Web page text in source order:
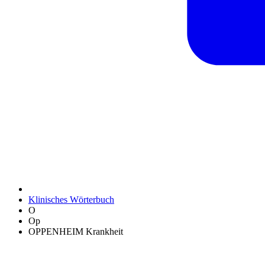
Klinisches Wörterbuch
O
Op
OPPENHEIM Krankheit